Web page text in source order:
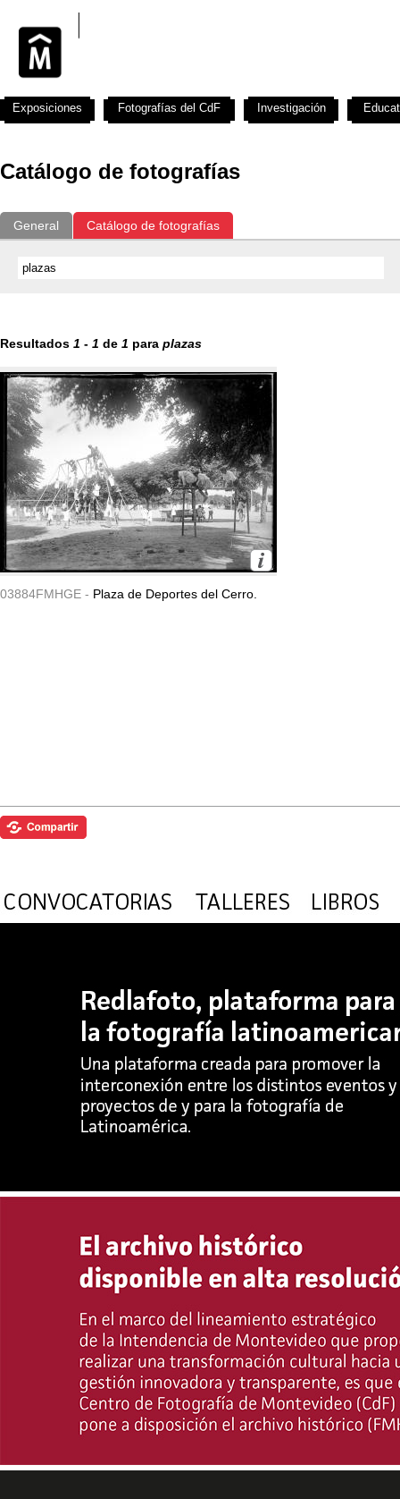
Catálogo de fotografías
General Catálogo de fotografías
Resultados 1 - 1 de 1 para plazas
03884FMHGE - Plaza de Deportes del Cerro.
Exposiciones Fotografías del CdF Investigación